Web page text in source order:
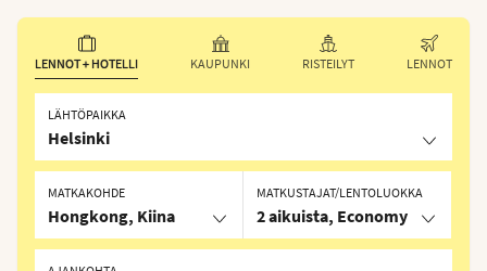
LENNOT + HOTELLI KAUPUNKI RISTEILYT LENNOT
LÄHTÖPAIKKA
Helsinki
MATKAKOHDE
Hongkong, Kiina
MATKUSTAJAT/LENTOLUOKKA
2 aikuista, Economy